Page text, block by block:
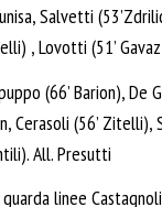
Salvetti
, Lovotti (51’
(66’ Barion), De
Cerasoli (56’ Zitelli),
All. Presutti
linee